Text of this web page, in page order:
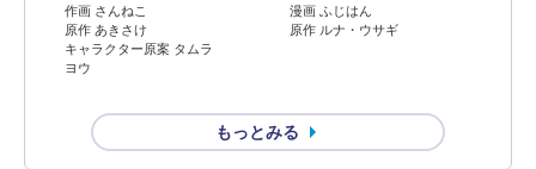
作画 さんねこ
原作 あきさけ
キャラクター原案 タムラ
ヨウ
漫画 ふじはん
原作 ルナ・ウサギ
もっとみる